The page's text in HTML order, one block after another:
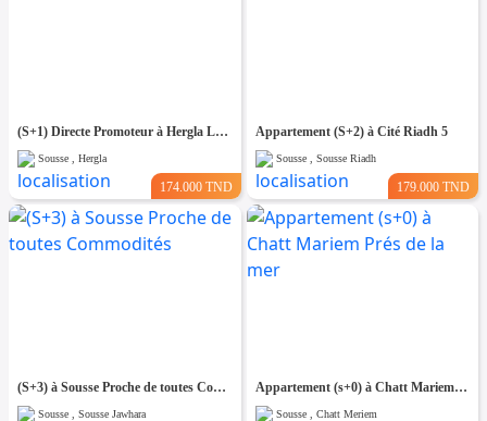
(S+1) Directe Promoteur à Hergla Lotissement AFH
Sousse , Hergla
174.000 TND
Appartement (S+2) à Cité Riadh 5
Sousse , Sousse Riadh
179.000 TND
(S+3) à Sousse Proche de toutes Commodités
Sousse , Sousse Jawhara
Appartement (s+0) à Chatt Mariem Prés de la mer
Sousse , Chatt Meriem